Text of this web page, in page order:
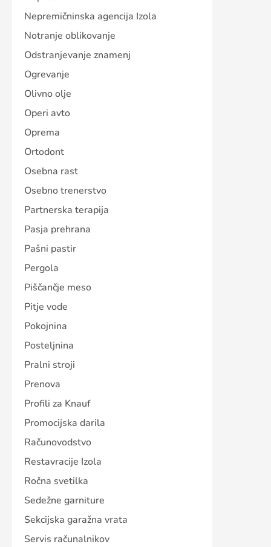
Nepremičninska agencija Izola
Notranje oblikovanje
Odstranjevanje znamenj
Ogrevanje
Olivno olje
Operi avto
Oprema
Ortodont
Osebna rast
Osebno trenerstvo
Partnerska terapija
Pasja prehrana
Pašni pastir
Pergola
Piščančje meso
Pitje vode
Pokojnina
Posteljnina
Pralni stroji
Prenova
Profili za Knauf
Promocijska darila
Računovodstvo
Restavracije Izola
Ročna svetilka
Sedežne garniture
Sekcijska garažna vrata
Servis računalnikov